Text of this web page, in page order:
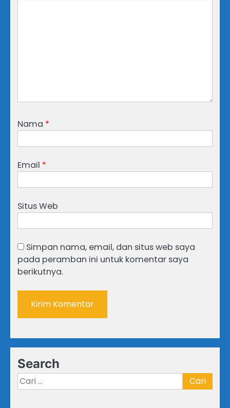
Nama *
Email *
Situs Web
Simpan nama, email, dan situs web saya
pada peramban ini untuk komentar saya
berikutnya.
Search
Cari
untuk: